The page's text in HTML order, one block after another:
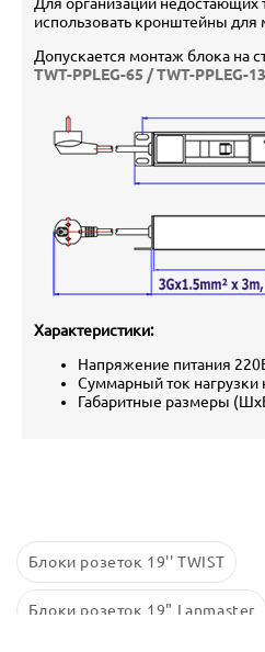
использовать кронштейны
Допускается монтаж блока на
TWT-PPLEG-65 / TWT-PPLEG-
Характеристики:
Напряжение питания
Суммарный ток нагрузки
Габаритные размеры
Блоки розеток 19'' TWIST
Блоки розеток 19" Lanmaster